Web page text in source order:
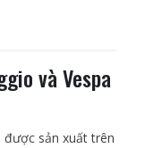
và Vespa
được sản xuất trên